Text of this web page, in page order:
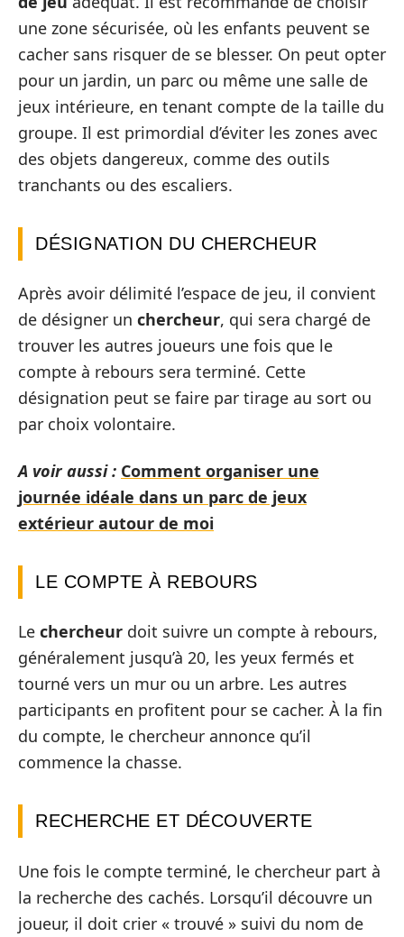
une zone sécurisée, où les enfants peuvent se
cacher sans risquer de se blesser. On peut opter
pour un jardin, un parc ou même une salle de
jeux intérieure, en tenant compte de la taille du
groupe. Il est primordial d’éviter les zones avec
des objets dangereux, comme des outils
tranchants ou des escaliers.
DÉSIGNATION DU CHERCHEUR
Après avoir délimité l’espace de jeu, il convient
de désigner un chercheur, qui sera chargé de
trouver les autres joueurs une fois que le
compte à rebours sera terminé. Cette
désignation peut se faire par tirage au sort ou
par choix volontaire.
A voir aussi : Comment organiser une
journée idéale dans un parc de jeux
extérieur autour de moi
LE COMPTE À REBOURS
Le chercheur doit suivre un compte à rebours,
généralement jusqu’à 20, les yeux fermés et
tourné vers un mur ou un arbre. Les autres
participants en profitent pour se cacher. À la fin
du compte, le chercheur annonce qu’il
commence la chasse.
RECHERCHE ET DÉCOUVERTE
Une fois le compte terminé, le chercheur part à
la recherche des cachés. Lorsqu’il découvre un
joueur, il doit crier « trouvé » suivi du nom de